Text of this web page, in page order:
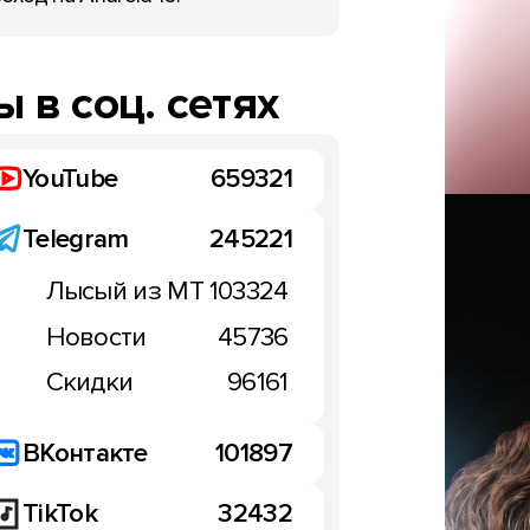
в соц. сетях
YouTube
659321
Telegram
245221
Лысый из МТ103324
Новости
45736
Скидки
96161
ВКонтакте
101897
TikTok
32432